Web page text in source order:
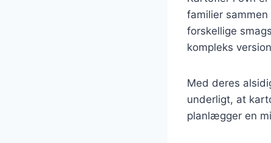
familier
forskellige
kompleks
Med deres
underligt, at
planlægger en